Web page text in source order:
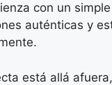
con un
auténticas y
está allá